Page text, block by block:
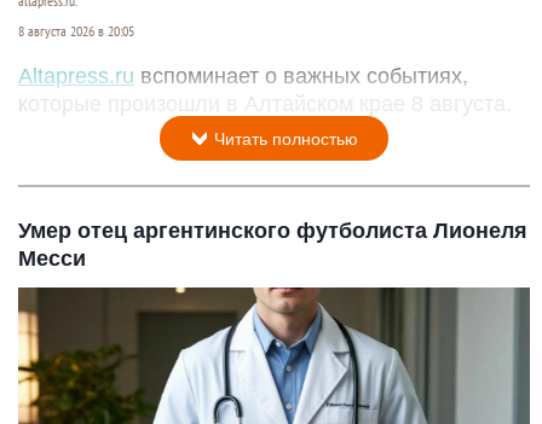
8 августа 2026 в 20:05
Altapress.ru вспоминает о важных событиях,
которые произошли в Алтайском крае 8 августа.
Читать полностью
Умер отец аргентинского футболиста Лионеля
Месси